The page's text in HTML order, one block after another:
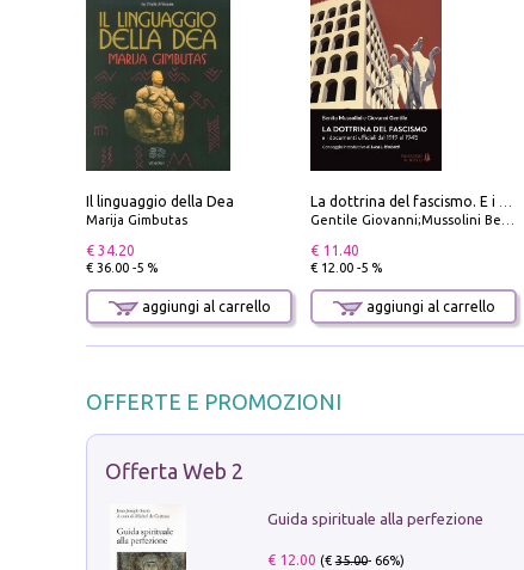
Il linguaggio della Dea
Marija Gimbutas
€ 34.20
€ 36.00 -5 %
aggiungi al carrello
Gentile Giovanni;Mussolini Benito
€ 11.40
€ 12.00 -5 %
aggiungi al carrello
OFFERTE E PROMOZIONI
Offerta Web 2
Guida spirituale alla perfezione
€ 12.00 (€35.00- 66%)